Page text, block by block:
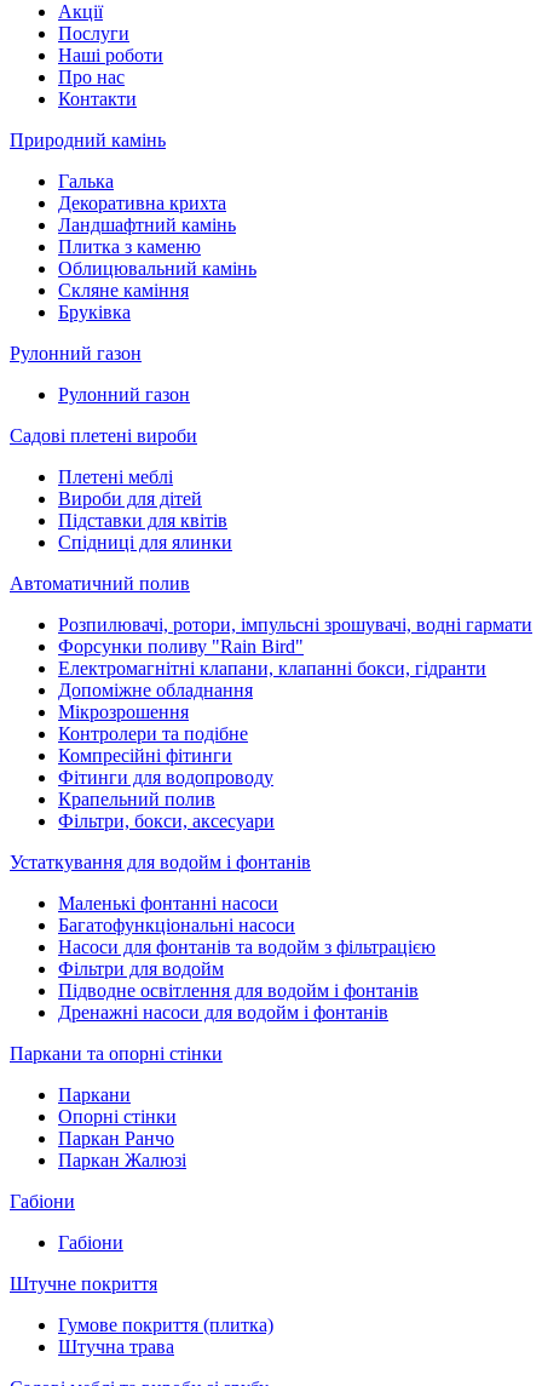
Акції
Послуги
Наші роботи
Про нас
Контакти
Природний камінь
Галька
Декоративна крихта
Ландшафтний камінь
Плитка з каменю
Облицювальний камінь
Скляне каміння
Бруківка
Рулонний газон
Рулонний газон
Садові плетені вироби
Плетені меблі
Вироби для дітей
Підставки для квітів
Спідниці для ялинки
Автоматичний полив
Розпилювачі, ротори, імпульсні зрошувачі, водні гармати
Форсунки поливу "Rain Bird"
Електромагнітні клапани, клапанні бокси, гідранти
Допоміжне обладнання
Мікрозрошення
Контролери та подібне
Компресійні фітинги
Фітинги для водопроводу
Крапельний полив
Фільтри, бокси, аксесуари
Устаткування для водойм і фонтанів
Маленькі фонтанні насоси
Багатофункціональні насоси
Насоси для фонтанів та водойм з фільтрацією
Фільтри для водойм
Підводне освітлення для водойм і фонтанів
Дренажні насоси для водойм і фонтанів
Паркани та опорні стінки
Паркани
Опорні стінки
Паркан Ранчо
Паркан Жалюзі
Габіони
Габіони
Штучне покриття
Гумове покриття (плитка)
Штучна трава